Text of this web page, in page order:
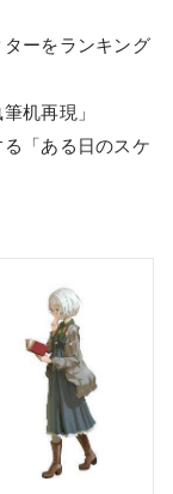
ーをランキング
机再現」
「ある日のスケ